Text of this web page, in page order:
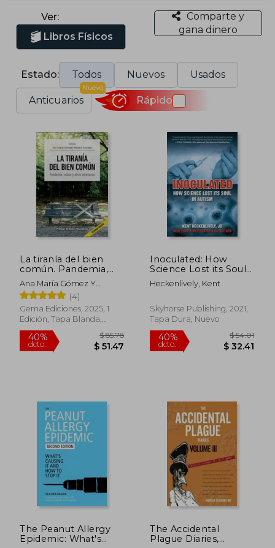
Ver:
Libros Físicos
Comparte y
gana dinero
Estado: Todos Nuevos Usados
Anticuarios
Nuevo
Rápido
La tiranía del bien
común. Pandemia,
relato y otras
amenazas 2 edicion
Ana María Gómez Y
Mariana Morales (editoras),
(4)
Gema Ediciones, 2025, 1
Edición, Tapa Blanda,
Nuevo
40%
dcto.
Inoculated: How
Science Lost its Soul
in Autism (Children’S
Health Defense) (en
Heckenlively, Kent
Skyhorse Publishing, 2021,
Tapa Dura, Nuevo
40%
dcto.
The Peanut Allergy
Epidemic: What's
The Accidental
Plague Diaries,